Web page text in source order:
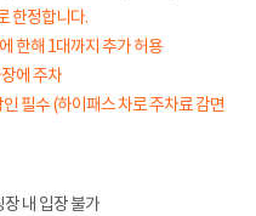
한정합니다.
한해 1대까지 추가 허용
에 주차
필수 (하이패스 차로 주차료 감면
내 입장 불가